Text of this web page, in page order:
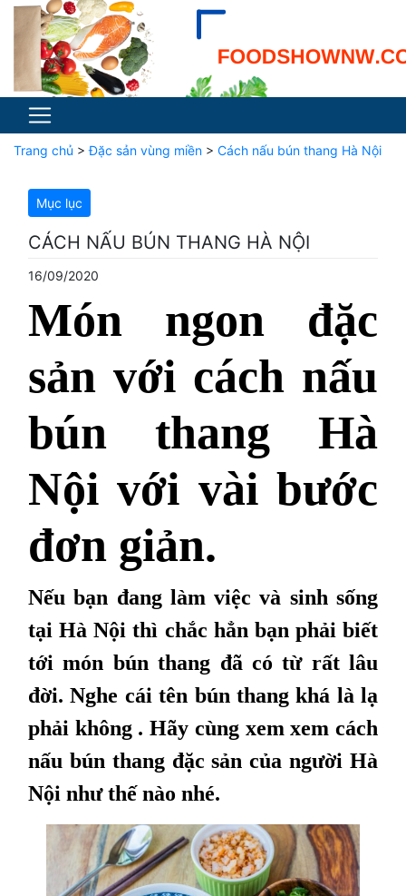
Trang chủ >Đặc sản vùng miền > Cách nấu bún thang Hà Nội
Mục lục
CÁCH NẤU BÚN THANG HÀ NỘI
16/09/2020
Món ngon đặc
sản với cách nấu
bún thang Hà
Nội với vài bước
đơn giản.
Nếu bạn đang làm việc và sinh sống
tại Hà Nội thì chắc hẳn bạn phải biết
tới món bún thang đã có từ rất lâu
đời. Nghe cái tên bún thang khá là lạ
phải không . Hãy cùng xem xem cách
nấu bún thang đặc sản của người Hà
Nội như thế nào nhé.